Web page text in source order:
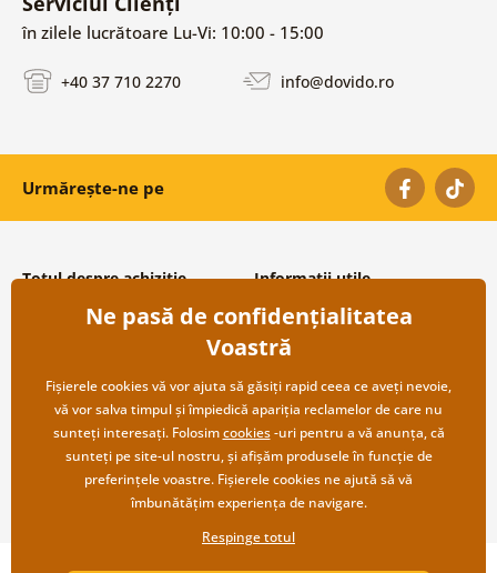
în zilele lucrătoare Lu-Vi: 10:00 - 15:00
+40 37 710 2270 info@dovido.ro
Urmărește-ne pe
Totul despre achiziție
Condiții și termeni generali
Protecția datelor personale
Transport și modalități de plată
Returnare
Informații utile
Despre noi
Întrebări frecvente
Contacte
Cooperare angro
Ne pasă de confidențialitatea
Voastră
Fișierele cookies vă vor ajuta să găsiți rapid ceea ce aveți nevoie,
vă vor salva timpul și împiedică apariția reclamelor de care nu
sunteți interesați. Folosimcookies-uri pentru a vă anunța, că
sunteți pe site-ul nostru, și afișăm produsele în funcție de
preferințele voastre. Fișierele cookies ne ajută să vă
îmbunătățim experiența de navigare.
Respinge totul